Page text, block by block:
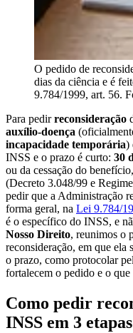
O pedido de
dias da ciência e é
9.784/1999, art. 56.
Para pedirreconsideração
auxílio-doença
incapacidade temporária)
INSS e o prazo é curto: 30
ou da cessação do
(Decreto 3.048/99 e
pedir que a Administração
forma geral, na Lei 9.784/
é o específico do INSS, e
Nosso Direito, reunimos o
reconsideração, em que ela
o prazo, como protocolar
fortalecem o pedido e o
Como pedir
INSS em 3 etapas